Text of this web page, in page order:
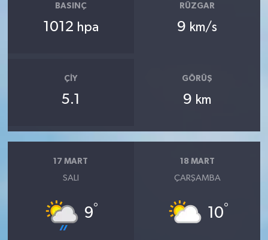
BASINÇ
1012 hpa
RÜZGAR
9 km/s
ÇIY
5.1
GÖRÜŞ
9 km
17 MART
SALI
9°
18 MART
ÇARŞAMBA
10°